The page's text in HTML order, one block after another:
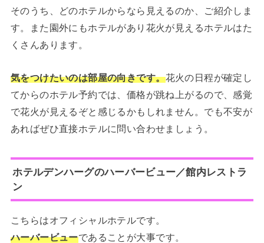
そのうち、どのホテルからなら見えるのか、ご紹介しま
す。また園外にもホテルがあり花火が見えるホテルはた
くさんあります。
気をつけたいのは部屋の向きです。花火の日程が確定し
てからのホテル予約では、価格が跳ね上がるので、感覚
で花火が見えるぞと感じるかもしれません。でも不安が
あればぜひ直接ホテルに問い合わせましょう。
ホテルデンハーグのハーバービュー／館内レストラ
ン
こちらはオフィシャルホテルです。
ハーバービューであることが大事です。